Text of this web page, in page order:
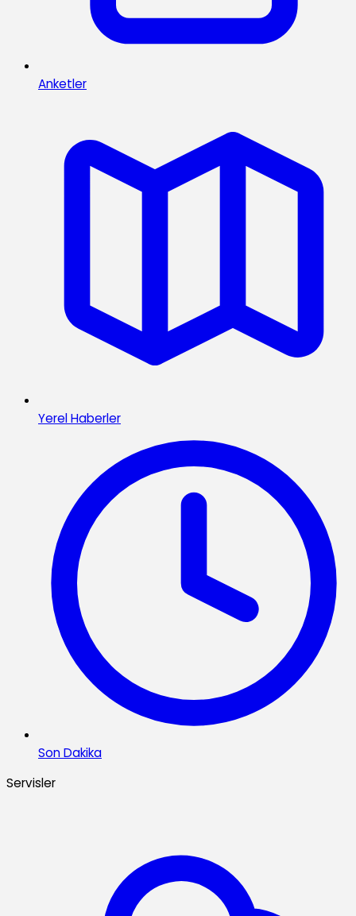
Anketler
Yerel Haberler
Son Dakika
Servisler